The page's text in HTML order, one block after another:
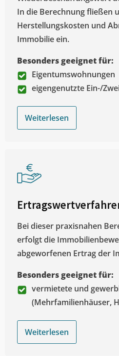
In die Berechnung fließen
Herstellungskosten und
Immobilie ein.
Besonders geeignet für:
Eigentumswohnungen
eigengenutzte Ein-/
Weiterlesen
Bei dieser praxisnahen
erfolgt die
abgeworfenen Ertrag der
Besonders geeignet für:
vermietete und
(Mehrfamilienhäuser,
Weiterlesen